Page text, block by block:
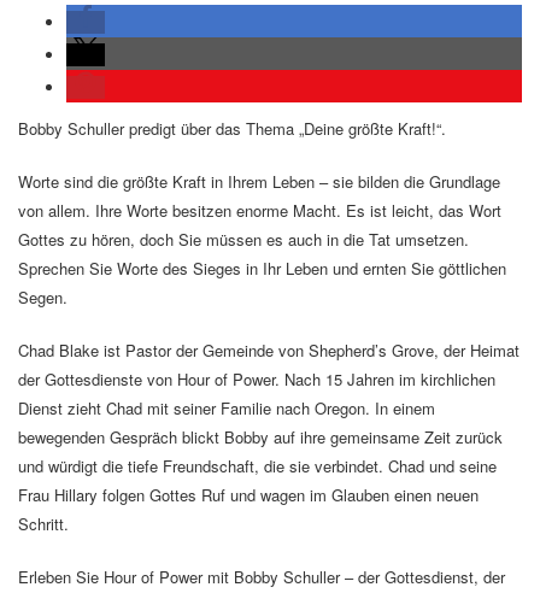
Bobby Schuller predigt über das Thema „Deine größte Kraft!“.
Worte sind die größte Kraft in Ihrem Leben – sie bilden die Grundlage
von allem. Ihre Worte besitzen enorme Macht. Es ist leicht, das Wort
Gottes zu hören, doch Sie müssen es auch in die Tat umsetzen.
Sprechen Sie Worte des Sieges in Ihr Leben und ernten Sie göttlichen
Segen.
Chad Blake ist Pastor der Gemeinde von Shepherd’s Grove, der Heimat
der Gottesdienste von Hour of Power. Nach 15 Jahren im kirchlichen
Dienst zieht Chad mit seiner Familie nach Oregon. In einem
bewegenden Gespräch blickt Bobby auf ihre gemeinsame Zeit zurück
und würdigt die tiefe Freundschaft, die sie verbindet. Chad und seine
Frau Hillary folgen Gottes Ruf und wagen im Glauben einen neuen
Schritt.
Erleben Sie Hour of Power mit Bobby Schuller – der Gottesdienst, der